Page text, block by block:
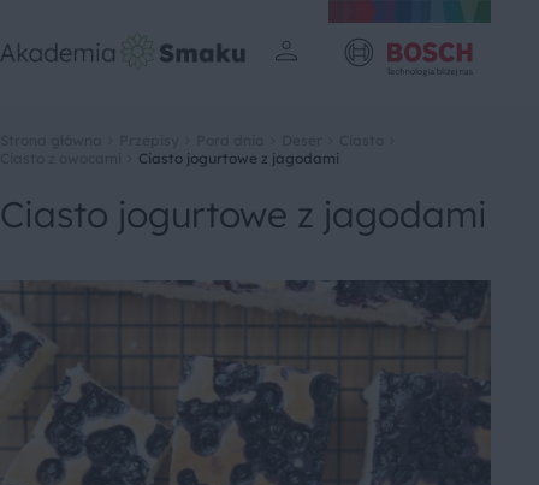
Ciasto jogurtowe z jagodami
Ciasto jogurtowe z jagodami